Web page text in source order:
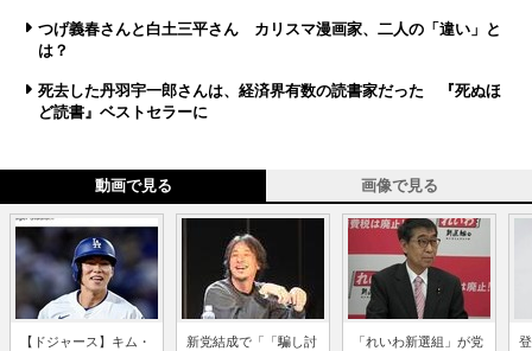
つげ義春さんと白土三平さん カリスマ漫画家、二人の「違い」と
は？
死去した丹羽宇一郎さんは、経済界有数の読書家だった 『死ぬほ
ど読書』ベストセラーに
動画で見る 画像で見る
【ドジャース】キム・
新党結成で「「騙し討
「れいわ新選組」が党